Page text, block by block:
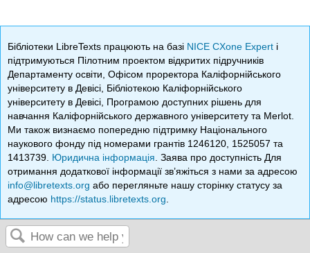
Бібліотеки LibreTexts працюють на базі NICE CXone Expert і
підтримуються Пілотним проектом відкритих підручників
Департаменту освіти, Офісом проректора Каліфорнійського
університету в Девісі, Бібліотекою Каліфорнійського
університету в Девісі, Програмою доступних рішень для
навчання Каліфорнійського державного університету та Merlot.
Ми також визнаємо попередню підтримку Національного
наукового фонду під номерами грантів 1246120, 1525057 та
1413739. Юридична інформація . Заява про доступність Для
отримання додаткової інформації зв’яжіться з нами за адресою
info@libretexts.org або перегляньте нашу сторінку статусу за
адресою https://status.libretexts.org